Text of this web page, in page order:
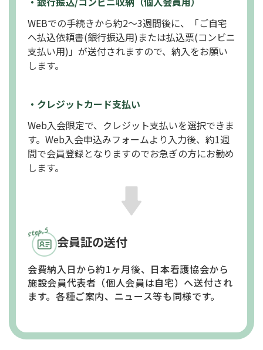
WEBでの手続きから約2～3週間後に、
「ご自宅
へ払込依頼書(銀行振込用)または払込票(コンビニ
支払い用)」 が送付されますので、納入をお願い
します。
・クレジットカード支払い
Web入会限定で、クレジット支払いを選択できま
す。Web入会申込みフォームより入力後、約1週
間で会員登録となりますのでお急ぎの方にお勧め
します。
会員証の送付
会費納入日から約1ヶ月後、日本看護協会から
施設会員代表者（個人会員は自宅）へ送付され
ます。各種ご案内、ニュース等も同様です。